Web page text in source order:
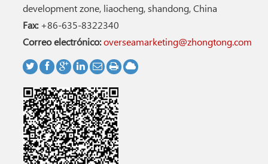
development zone, liaocheng, shandong, China
Fax:+86-635-8322340
Correo electrónico:overseamarketing@zhongtong.com